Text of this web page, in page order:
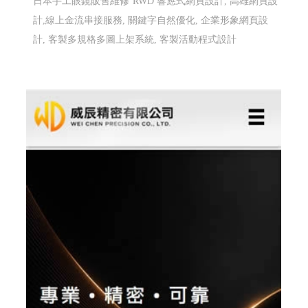
計,線上金流串接服務, 關鍵字自然優化, 企業形象網頁設
計, 客製多規格多圖上架系統, 客製活動程式設計